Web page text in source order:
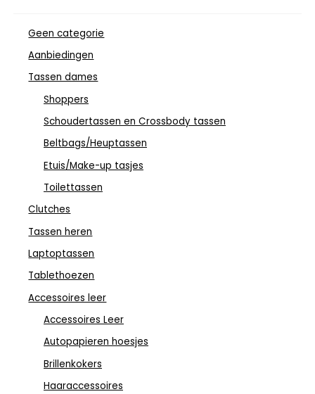
Geen categorie
Aanbiedingen
Tassen dames
Shoppers
Schoudertassen en Crossbody tassen
Beltbags/Heuptassen
Etuis/Make-up tasjes
Toilettassen
Clutches
Tassen heren
Laptoptassen
Tablethoezen
Accessoires leer
Accessoires Leer
Autopapieren hoesjes
Brillenkokers
Haaraccessoires